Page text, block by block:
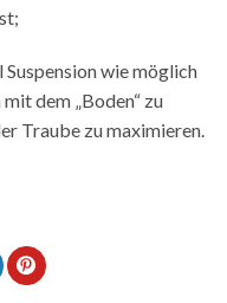
Suspension wie möglich
dem „Boden“ zu
Traube zu maximieren.